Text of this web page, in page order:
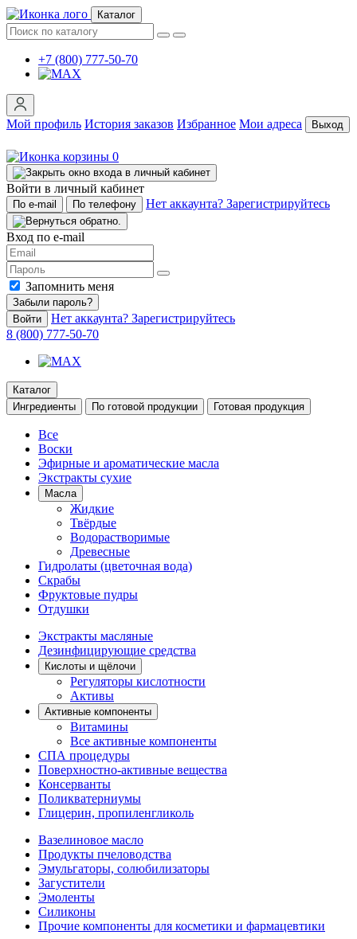
Каталог
+7 (800) 777-50-70
Мой профиль История заказов Избранное Мои адреса Выход
0
Войти в личный кабинет
По e-mail По телефону Нет аккаунта? Зарегистрируйтесь
Вход по e-mail
Запомнить меня
Забыли пароль?
Войти
Нет аккаунта? Зарегистрируйтесь
8 (800) 777-50-70
Каталог
Ингредиенты
По готовой продукции Готовая продукция
Все
Воски
Эфирные и ароматические масла
Экстракты сухие
Масла
Жидкие
Твёрдые
Водорастворимые
Древесные
Гидролаты (цветочная вода)
Скрабы
Фруктовые пудры
Отдушки
Экстракты масляные
Дезинфицирующие средства
Кислоты и щёлочи
Регуляторы кислотности
Активы
Активные компоненты
Витамины
Все активные компоненты
СПА процедуры
Поверхностно-активные вещества
Консерванты
Поликватерниумы
Глицерин, пропиленгликоль
Вазелиновое масло
Продукты пчеловодства
Эмульгаторы, солюбилизаторы
Загустители
Эмоленты
Силиконы
Прочие компоненты для косметики и фармацевтики